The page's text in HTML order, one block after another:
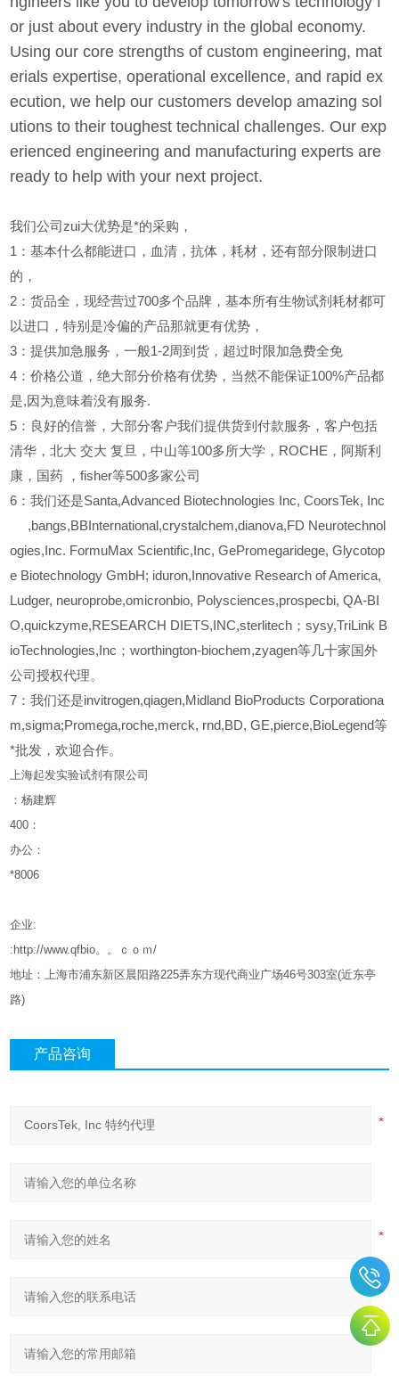
or just about every industry in the global economy.
Using our core strengths of custom engineering, mat
erials expertise, operational excellence, and rapid ex
ecution, we help our customers develop amazing sol
utions to their toughest technical challenges. Our exp
erienced engineering and manufacturing experts are
ready to help with your next project.
我们公司zui大优势是*的采购，
1
：基本什么都能进口，血清，抗体，耗材，还有部分限制进口
的，
2 ：货品全，现经营过700多个品牌，基本所有生物试剂耗材都可
以进口，特别是冷偏的产品那就更有优势，
3 ：提供加急服务，一般1-2周到货，超过时限加急费全免
4 ：价格公道，绝大部分价格有优势，当然不能保证100%产品都
是,因为意味着没有服务.
5 ：良好的信誉，大部分客户我们提供货到付款服务，客户包括
清华，北大 交大 复旦，中山等100多所大学，ROCHE，阿斯利
康，国药
，fisher等500多家公司
6 ：我们还是Santa,Advanced Biotechnologies Inc, CoorsTek, Inc
,bangs,BBInternational,crystalchem,dianova,FD Neurotechnol
ogies,Inc. FormuMax Scientific,Inc, GePromegaridege, Glycotop
e Biotechnology GmbH; iduron,Innovative Research of America,
Ludger, neuroprobe,omicronbio, Polysciences,prospecbi, QA-BI
O,quickzyme,RESEARCH DIETS,INC,sterlitech；sysy,TriLink B
ioTechnologies,Inc；worthington-biochem,zyagen等几十家国外
公司授权代理。
7：我们还是invitrogen,qiagen,Midland BioProducts Corporationa
m,sigma;Promega,roche,merck, rnd,BD, GE,pierce,BioLegend等
*批发，欢迎合作。
上海起发实验试剂有限公司
：杨建辉
400 ：
办公：
*8006
企业:
:http://www.qfbio。。ｃｏｍ/
地址：上海市浦东新区晨阳路225弄东方现代商业广场46号303室(近东亭
路)
产品咨询